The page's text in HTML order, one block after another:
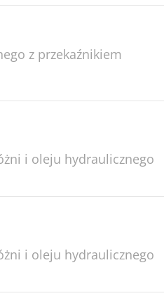
z przekaźnikiem
i oleju hydraulicznego
i oleju hydraulicznego